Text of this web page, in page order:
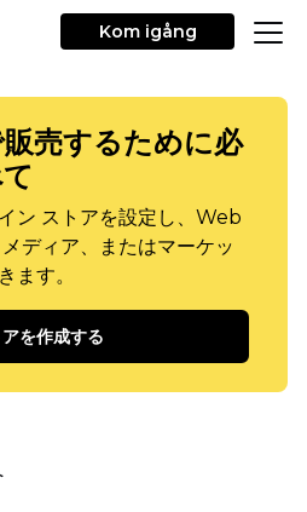
Kom igång
売するために必
ン ストアを設定し、Web
ディア、またはマーケッ
ます。
を作成する